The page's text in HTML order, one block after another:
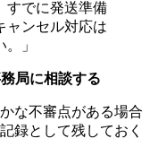
すでに発送準備
ャンセル対応は
」
局に相談する
な不審点がある場合
録として残しておく